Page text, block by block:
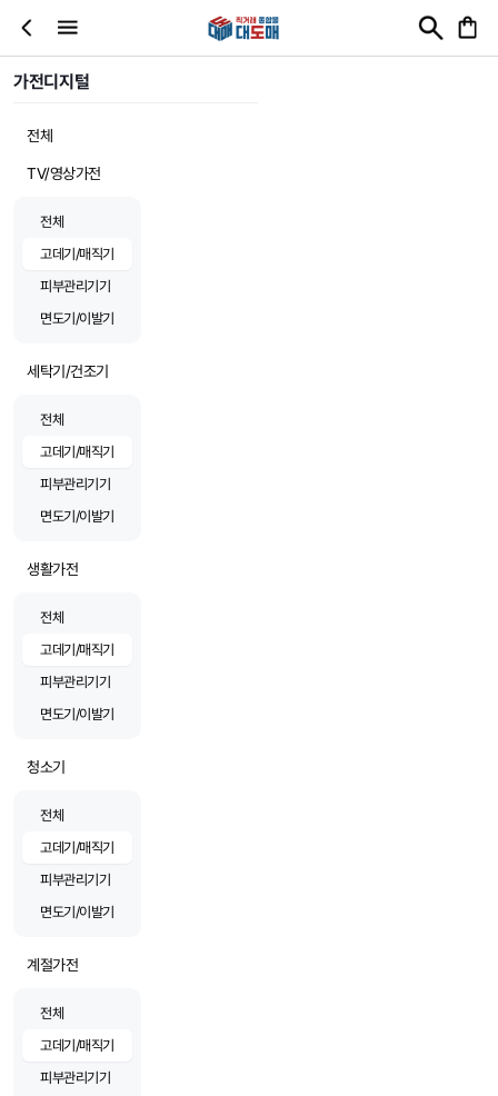
가전디지털
전체
TV/영상가전
전체
고데기/매직기
피부관리기기
면도기/이발기
세탁기/건조기
전체
고데기/매직기
피부관리기기
면도기/이발기
생활가전
전체
고데기/매직기
피부관리기기
면도기/이발기
청소기
전체
고데기/매직기
피부관리기기
면도기/이발기
계절가전
전체
고데기/매직기
피부관리기기